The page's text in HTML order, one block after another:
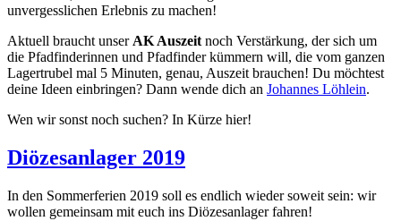
unvergesslichen Erlebnis zu machen!
Aktuell braucht unser AK Auszeit noch Verstärkung, der sich um
die Pfadfinderinnen und Pfadfinder kümmern will, die vom ganzen
Lagertrubel mal 5 Minuten, genau, Auszeit brauchen! Du möchtest
deine Ideen einbringen? Dann wende dich an Johannes Löhlein.
Wen wir sonst noch suchen? In Kürze hier!
Diözesanlager 2019
In den Sommerferien 2019 soll es endlich wieder soweit sein: wir
wollen gemeinsam mit euch ins Diözesanlager fahren!